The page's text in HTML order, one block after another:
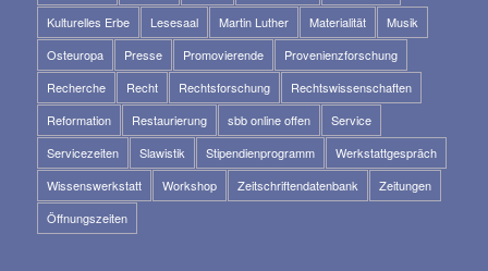
Kulturelles Erbe
Lesesaal Martin Luther Materialität
Musik
Osteuropa
Presse Promovierende
Provenienzforschung
Recherche
Recht Rechtsforschung
Rechtswissenschaften
Reformation
Restaurierung sbb online offen
Service
Servicezeiten
Slawistik Stipendienprogramm
Werkstattgespräch
Wissenswerkstatt
Workshop Zeitschriftendatenbank
Zeitungen
Öffnungszeiten